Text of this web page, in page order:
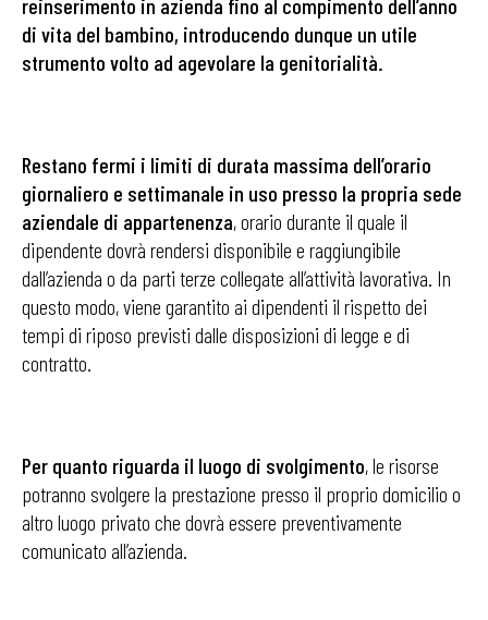
reinserimento in azienda fino al compimento dell’anno
di vita del bambino, introducendo dunque un utile
strumento volto ad agevolare la genitorialità.
Restano fermi i limiti di durata massima dell’orario
giornaliero e settimanale in uso presso la propria sede
aziendale di appartenenza, orario durante il quale il
dipendente dovrà rendersi disponibile e raggiungibile
dall’azienda o da parti terze collegate all’attività lavorativa. In
questo modo, viene garantito ai dipendenti il rispetto dei
tempi di riposo previsti dalle disposizioni di legge e di
contratto.
Per quanto riguarda il luogo di svolgimento, le risorse
potranno svolgere la prestazione presso il proprio domicilio o
altro luogo privato che dovrà essere preventivamente
comunicato all’azienda.